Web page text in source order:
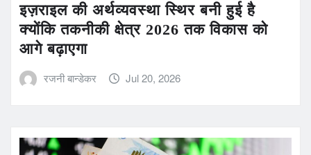
इज़राइल की अर्थव्यवस्था स्थिर बनी हुई है
क्योंकि तकनीकी क्षेत्र 2026 तक विकास को
आगे बढ़ाएगा
रजनी बान्डेकर Jul 20, 2026